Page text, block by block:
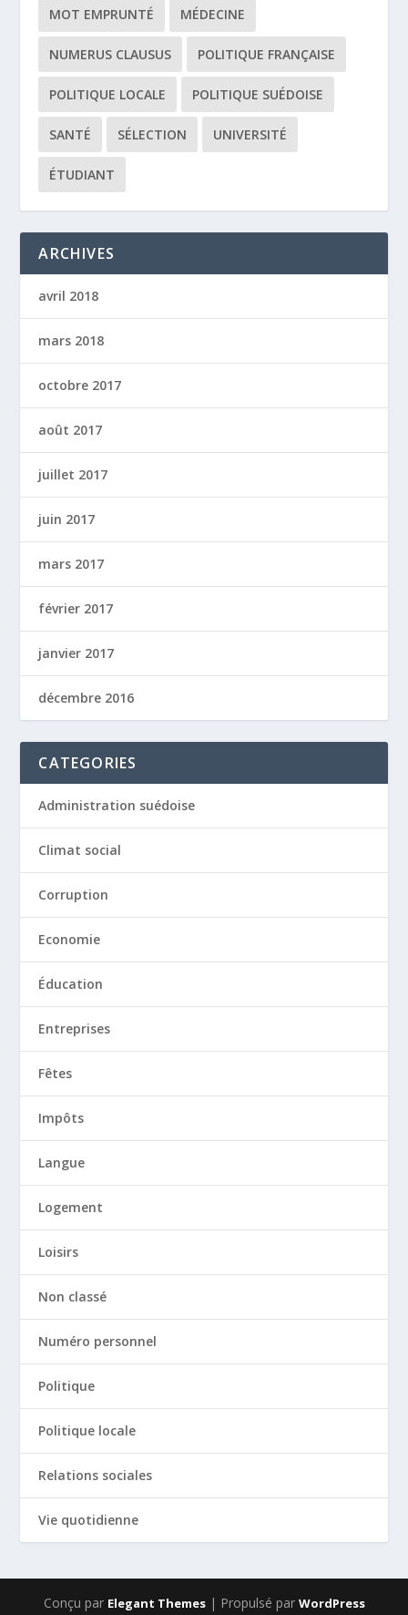
MOT EMPRUNTÉ MÉDECINE
NUMERUS CLAUSUS POLITIQUE FRANÇAISE
POLITIQUE LOCALE POLITIQUE SUÉDOISE
SANTÉ SÉLECTION UNIVERSITÉ
ÉTUDIANT
ARCHIVES
avril 2018
mars 2018
octobre 2017
août 2017
juillet 2017
juin 2017
mars 2017
février 2017
janvier 2017
décembre 2016
CATEGORIES
Administration suédoise
Climat social
Corruption
Economie
Éducation
Entreprises
Fêtes
Impôts
Langue
Logement
Loisirs
Non classé
Numéro personnel
Politique
Politique locale
Relations sociales
Vie quotidienne
Conçu par Elegant Themes| Propulsé par WordPress